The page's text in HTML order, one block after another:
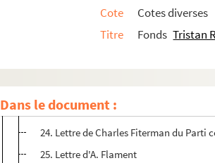
Cote
Cotes diverses
Titre
Fonds Tristan
Dans le document :
21. Lettre de M. Falter, peintre
22. Lettre en italien de Federico Fellini
23. Lettre du Dr G. Ferdière
24. Lettre de Charles Fiterman du Parti
25. Lettre d'A. Flament